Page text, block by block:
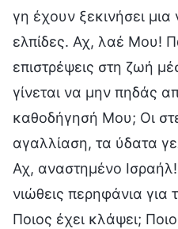
γη έχουν ξεκινήσει
ελπίδες. Αχ, λαέ Μου!
επιστρέψεις στη ζωή
γίνεται να μην πηδάς
καθοδήγησή Μου; Οι
αγαλλίαση, τα ύδατα
Αχ, αναστημένο
νιώθεις περηφάνια
Ποιος έχει κλάψει;